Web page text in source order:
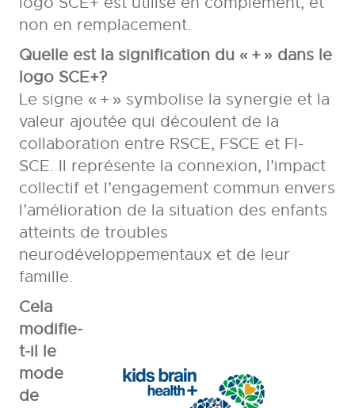
non en remplacement.
Quelle est la signification du « + » dans le
logo SCE+?
Le signe « + » symbolise la synergie et la
valeur ajoutée qui découlent de la
collaboration entre RSCE, FSCE et FI-
SCE. Il représente la connexion, l’impact
collectif et l’engagement commun envers
l’amélioration de la situation des enfants
atteints de troubles
neurodéveloppementaux et de leur
famille.
Cela
modifie-
t-il le
mode
de